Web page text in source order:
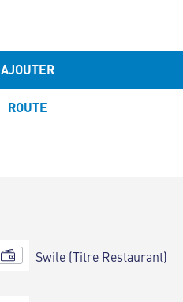
AJOUTER
ROUTE
Swile (Titre Restaurant)